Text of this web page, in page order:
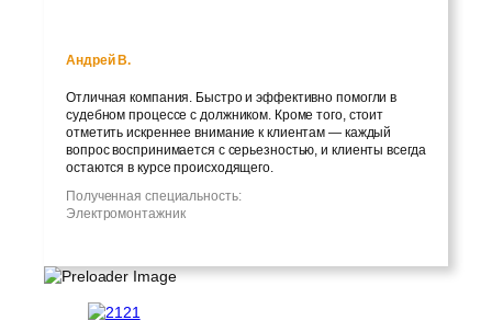
Андрей В.
Отличная компания. Быстро и эффективно помогли в
судебном процессе с должником. Кроме того, стоит
отметить искреннее внимание к клиентам — каждый
вопрос воспринимается с серьезностью, и клиенты всегда
остаются в курсе происходящего.
Полученная специальность:
Электромонтажник